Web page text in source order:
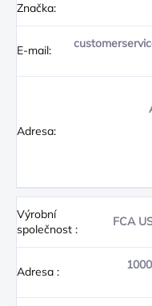
Značka:
E-mail:
Adresa:
Výrobní
společnost :
FCA
Adresa :